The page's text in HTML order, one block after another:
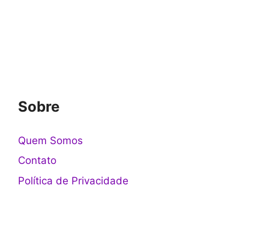
Sobre
Quem Somos
Contato
Política de Privacidade